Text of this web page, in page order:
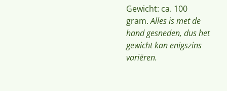
Gewicht: ca. 100
gram. Alles is met de
hand gesneden, dus het
gewicht kan enigszins
variëren.